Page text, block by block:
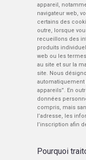
appareil,
navigateur web,
certains des
outre, lorsque
recueillons des
produits
web ou les
au site et sur la
site. Nous
automatiquement
appareils”. En
données
compris, mais
l’adresse, les
l’inscription afin
Pourquoi